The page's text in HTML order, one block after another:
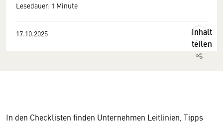
Lesedauer: 1 Minute
17.10.2025
Inhalt
teilen
In den Checklisten finden Unternehmen Leitlinien, Tipps